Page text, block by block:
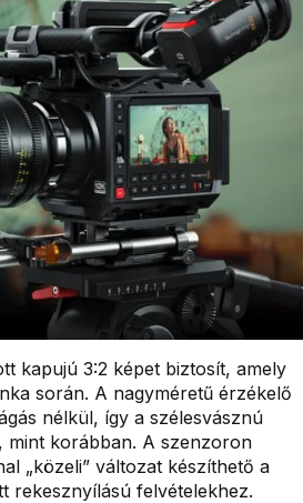
kapujú 3:2 képet biztosít, amely
során. A nagyméretű érzékelő
nélkül, így a szélesvásznú
mint korábban. A szenzoron
„közeli” változat készíthető a
rekesznyílású felvételekhez.